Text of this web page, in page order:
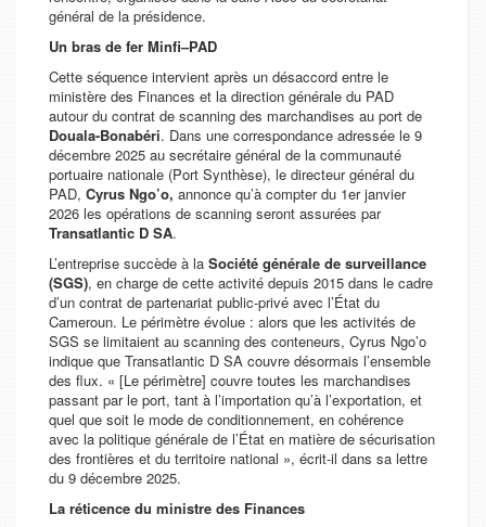
général de la présidence.
Un bras de fer Minfi–PAD
Cette séquence intervient après un désaccord entre le
ministère des Finances et la direction générale du PAD
autour du contrat de scanning des marchandises au port de
Douala-Bonabéri. Dans une correspondance adressée le 9
décembre 2025 au secrétaire général de la communauté
portuaire nationale (Port Synthèse), le directeur général du
PAD, Cyrus Ngo’o, annonce qu’à compter du 1er janvier
2026 les opérations de scanning seront assurées par
Transatlantic D SA.
L’entreprise succède à la Société générale de surveillance
(SGS), en charge de cette activité depuis 2015 dans le cadre
d’un contrat de partenariat public-privé avec l’État du
Cameroun. Le périmètre évolue : alors que les activités de
SGS se limitaient au scanning des conteneurs, Cyrus Ngo’o
indique que Transatlantic D SA couvre désormais l’ensemble
des flux. « [Le périmètre] couvre toutes les marchandises
passant par le port, tant à l’importation qu’à l’exportation, et
quel que soit le mode de conditionnement, en cohérence
avec la politique générale de l’État en matière de sécurisation
des frontières et du territoire national », écrit-il dans sa lettre
du 9 décembre 2025.
La réticence du ministre des Finances